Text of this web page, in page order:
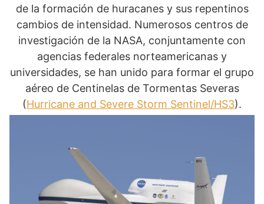
de la formación de huracanes y sus repentinos
cambios de intensidad. Numerosos centros de
investigación de la NASA, conjuntamente con
agencias federales norteamericanas y
universidades, se han unido para formar el grupo
aéreo de Centinelas de Tormentas Severas
(Hurricane and Severe Storm Sentinel/HS3).